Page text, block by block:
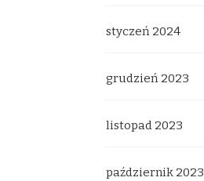
styczeń 2024
grudzień 2023
listopad 2023
październik 2023